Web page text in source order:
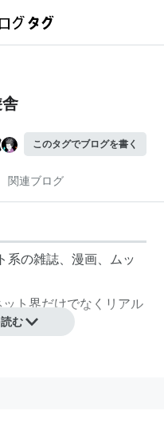
このタグでブログを書く
関連ブログ
系の雑誌、漫画、ムッ
ット界だけでなくリアル
む